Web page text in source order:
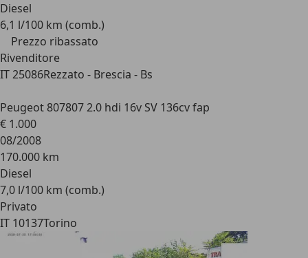
Diesel
6,1 l/100 km (comb.)
Prezzo ribassato
Rivenditore
IT 25086Rezzato - Brescia - Bs
Peugeot 807807 2.0 hdi 16v SV 136cv fap
€ 1.000
08/2008
170.000 km
Diesel
7,0 l/100 km (comb.)
Privato
IT 10137Torino